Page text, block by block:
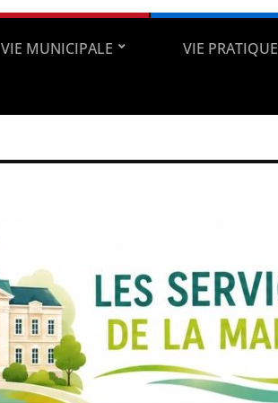
VIE MUNICIPALE VIE PRATIQUE